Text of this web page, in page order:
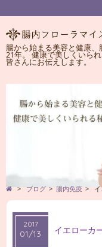
腸から始まる美容と健康
21年。 健康で美しくいら
皆さんにお伝えします。
> ブログ > 腸内免疫 >
2017
01/13 イエローカ